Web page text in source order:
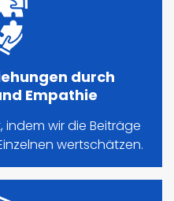
durch
Empathie
indem wir die Beiträge
wertschätzen.